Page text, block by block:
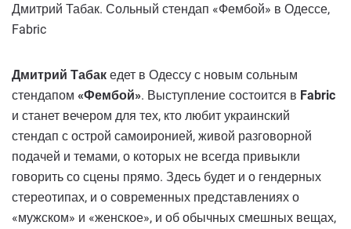
Дмитрий Табак. Сольный стендап «Фембой» в Одессе,
Fabric
Дмитрий Табак едет в Одессу с новым сольным
стендапом «Фембой». Выступление состоится в Fabric
и станет вечером для тех, кто любит украинский
стендап с острой самоиронией, живой разговорной
подачей и темами, о которых не всегда привыкли
говорить со сцены прямо. Здесь будет и о гендерных
стереотипах, и о современных представлениях о
«мужском» и «женское», и об обычных смешных вещах,